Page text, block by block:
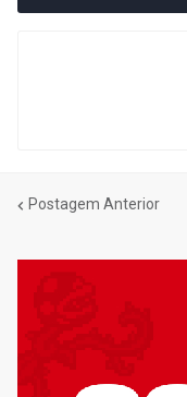
Postagem Anterior